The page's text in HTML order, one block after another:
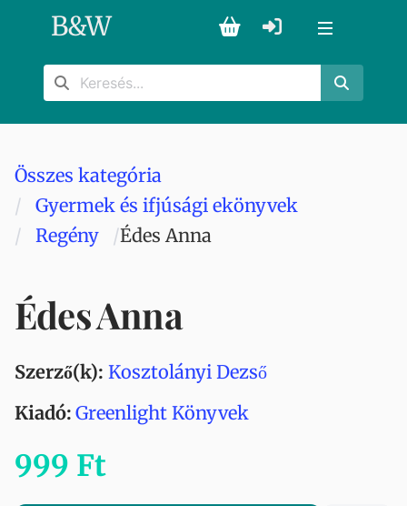
B&W
Összes kategória
Gyermek és ifjúsági ekönyvek
Regény
Édes Anna
Édes Anna
Szerző(k): Kosztolányi Dezső
Kiadó: Greenlight Könyvek
999 Ft